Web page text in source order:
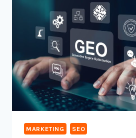
MARKETING SEO